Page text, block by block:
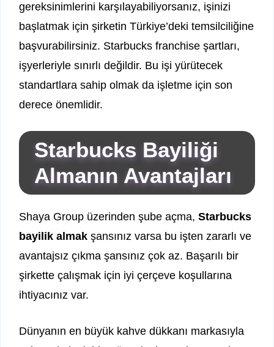
gereksinimlerini karşılayabiliyorsanız, işinizi
başlatmak için şirketin Türkiye’deki temsilciliğine
başvurabilirsiniz. Starbucks franchise şartları,
işyerleriyle sınırlı değildir. Bu işi yürütecek
standartlara sahip olmak da işletme için son
derece önemlidir.
Starbucks Bayiliği
Almanın Avantajları
Shaya Group üzerinden şube açma, Starbucks
bayilik almak şansınız varsa bu işten zararlı ve
avantajsız çıkma şansınız çok az. Başarılı bir
şirkette çalışmak için iyi çerçeve koşullarına
ihtiyacınız var.
Dünyanın en büyük kahve dükkanı markasıyla